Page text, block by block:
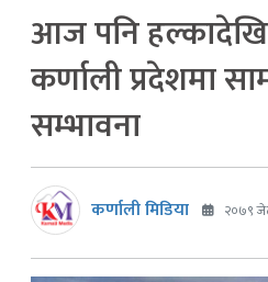
आज पनि हल्कादेखि
कर्णाली प्रदेशमा
सम्भावना
कर्णाली मिडिया २०७९